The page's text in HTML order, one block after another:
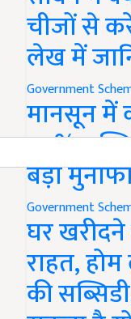
चीजों से
लेख में
Government
मानसून में
50%
बड़ा
Government
घर खरीदने
राहत,
की